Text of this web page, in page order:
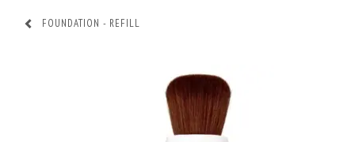
FOUNDATION - REFILL